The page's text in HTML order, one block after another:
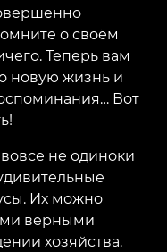
о своём
Теперь вам
новую жизнь и
Вот
не одиноки
Их можно
верными
хозяйства.